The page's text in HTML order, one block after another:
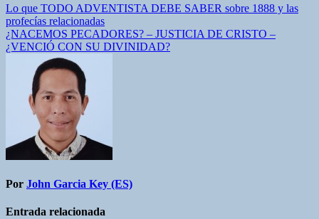
Navegación
de
entradas
Lo que TODO ADVENTISTA DEBE SABER sobre 1888 y las
profecías relacionadas
¿NACEMOS PECADORES? – JUSTICIA DE CRISTO –
¿VENCIÓ CON SU DIVINIDAD?
Por John Garcia Key (ES)
Entrada relacionada